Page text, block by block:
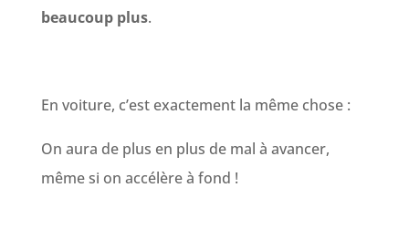
beaucoup plus.
En voiture, c’est exactement la même chose :
On aura de plus en plus de mal à avancer,
même si on accélère à fond !